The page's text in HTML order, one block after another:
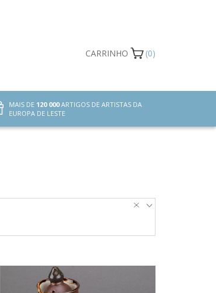
CARRINHO (0)
MAIS DE 120 000ARTIGOS DE ARTISTAS DA
EUROPA DE LESTE